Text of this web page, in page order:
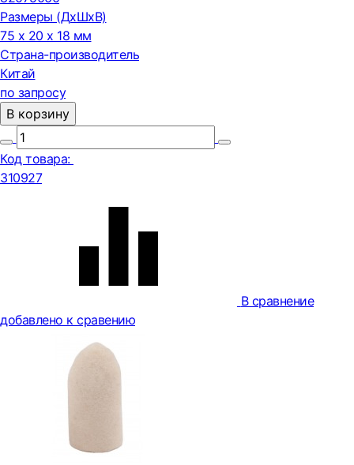
Размеры (ДxШxВ)
75 x 20 x 18 мм
Страна-производитель
Китай
по запросу
В корзину
Код товара:
310927
В сравнение
добавлено к сравению